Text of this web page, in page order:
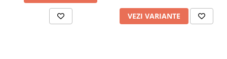
VEZI VARIANTE